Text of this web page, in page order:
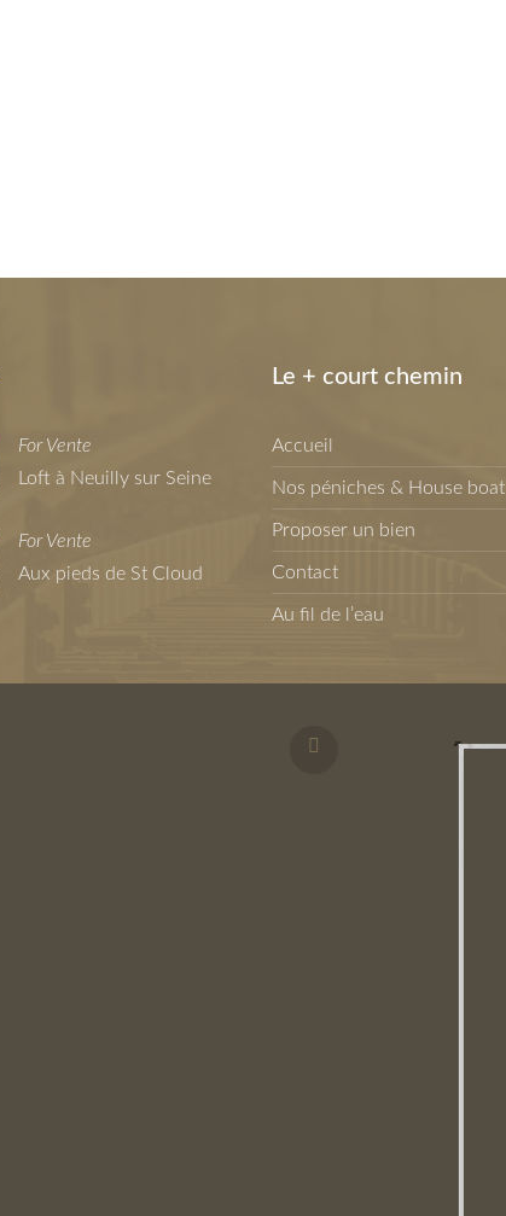
For Vente
Loft à Neuilly sur Seine
For Vente
Aux pieds de St Cloud
Le + court chemin
Accueil
Nos péniches & House boat
Proposer un bien
Contact
Au fil de l’eau